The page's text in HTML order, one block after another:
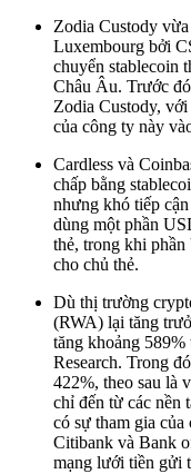
Zodia Custody
Luxembourg bởi
chuyển stablecoin
Châu Âu. Trước
Zodia Custody,
của công ty này
Cardless và
chấp bằng
nhưng khó tiếp
dùng một phần
thẻ, trong khi
cho chủ thẻ.
Dù thị trường
(RWA) lại tăng
tăng khoảng
Research. Trong
422%, theo sau là
chỉ đến từ các nền
có sự tham gia
Citibank và Bank
mạng lưới tiền gửi